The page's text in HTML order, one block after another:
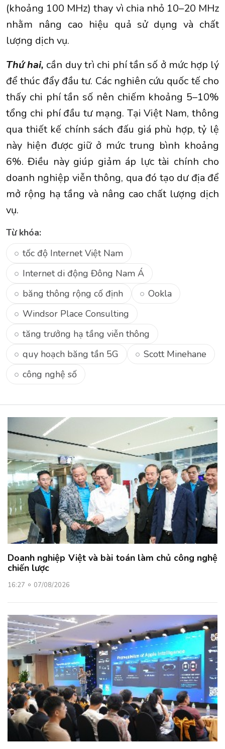
(khoảng 100 MHz) thay vì chia nhỏ 10–20 MHz
nhằm nâng cao hiệu quả sử dụng và chất
lượng dịch vụ.
Thứ hai, cần duy trì chi phí tần số ở mức hợp lý
để thúc đẩy đầu tư. Các nghiên cứu quốc tế cho
thấy chi phí tần số nên chiếm khoảng 5–10%
tổng chi phí đầu tư mạng. Tại Việt Nam, thông
qua thiết kế chính sách đấu giá phù hợp, tỷ lệ
này hiện được giữ ở mức trung bình khoảng
6%. Điều này giúp giảm áp lực tài chính cho
doanh nghiệp viễn thông, qua đó tạo dư địa để
mở rộng hạ tầng và nâng cao chất lượng dịch
vụ.
Từ khóa:
tốc độ Internet Việt Nam
Internet di động Đông Nam Á
băng thông rộng cố định
Ookla
Windsor Place Consulting
tăng trưởng hạ tầng viễn thông
quy hoạch băng tần 5G
Scott Minehane
công nghệ số
Doanh nghiệp Việt và bài toán làm chủ công nghệ
chiến lược
16:27 07/08/2026